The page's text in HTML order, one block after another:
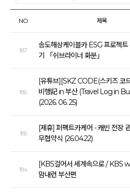
NO 제목
187
송도해상케이블카 ESG 프로젝트
기 「쉬브라이너 화분」
186
[유튜브][SKZ CODE(스키즈 코
비행記 in 부산 (Travel Log in
(2026. 06. 25)
185
[제휴] 퍼펙트카케어 - 캐빈 전장
무협약식 (26.04.22)
184
[KBS걸어서 세계속으로 / KBS
맘내런 부산편